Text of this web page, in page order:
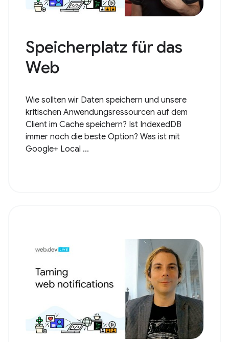
Speicherplatz für das
Web
Wie sollten wir Daten speichern und unsere
kritischen Anwendungsressourcen auf dem
Client im Cache speichern? Ist IndexedDB
immer noch die beste Option? Was ist mit
Google+ Local ...